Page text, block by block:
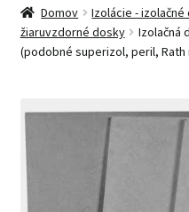
Domov Izolácie -
žiaruvzdorné dosky
Izolačná
(podobné superizol, peril, Rath